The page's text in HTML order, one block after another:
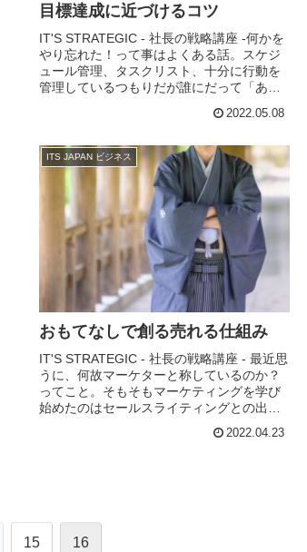
目標達成に近づけるコツ
IT'S STRATEGIC - 社長の戦略講座 -何かを
やり忘れた！って事はよくある話。スケジ
ュール管理、タスクリスト、十分に行動を
管理しているつもりだが誰にだって「あ
れは怠惰に起因」している。とスタ...2022.05.08
ITS JAPAN ビジネス
おもてなしで創る売れる仕組み
IT'S STRATEGIC - 社長の戦略講座 - 最近思
うに、何故マーケターと称しているのか？
ってこと。そもそもマーケティングを学び
始めたのはセールスライティングとの出会
んだって話で、それ以上それ以...2022.04.23
15 16